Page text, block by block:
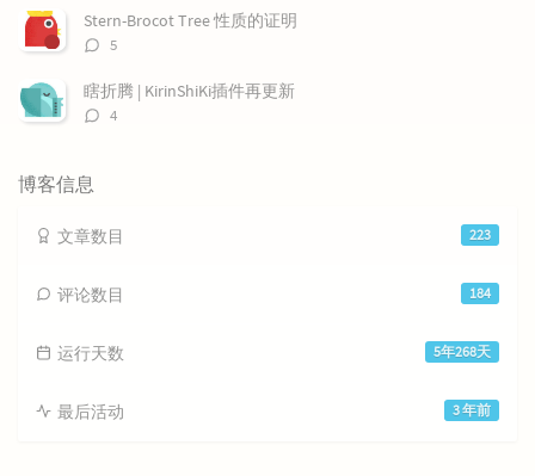
数：
Stern-Brocot Tree 性质的证明
评
数：
5
瞎折腾 | KirinShiKi插件再更新
评
4
博客信息
223
文章数目
184
评论数目
5年268天
运行天数
3 年前
最后活动